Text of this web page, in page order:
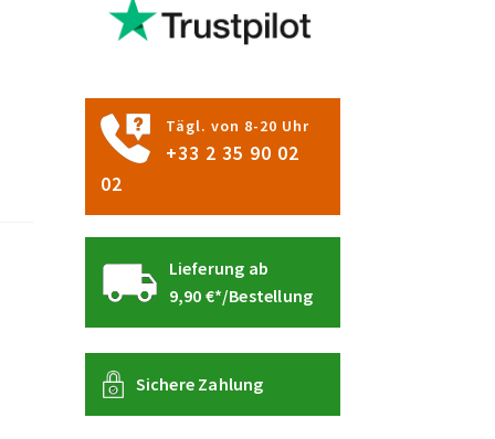
Tägl. von 8-20 Uhr
+33 2 35 90 02
02
Lieferung ab
9,90 €*/Bestellung
Sichere Zahlung